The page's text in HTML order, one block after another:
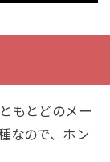
もとどのメー
なので、ホン